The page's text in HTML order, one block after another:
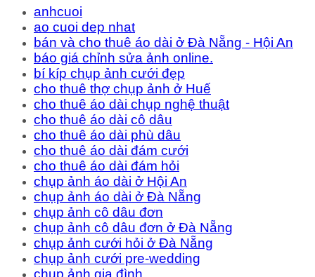
anhcuoi
ao cuoi dep nhat
bán và cho thuê áo dài ở Đà Nẵng - Hội An
báo giá chỉnh sửa ảnh online.
bí kíp chụp ảnh cưới đẹp
cho thuê thợ chụp ảnh ở Huế
cho thuê áo dài chụp nghệ thuật
cho thuê áo dài cô dâu
cho thuê áo dài phù dâu
cho thuê áo dài đám cưới
cho thuê áo dài đám hỏi
chụp ảnh áo dài ở Hội An
chụp ảnh áo dài ở Đà Nẵng
chụp ảnh cô dâu đơn
chụp ảnh cô dâu đơn ở Đà Nẵng
chụp ảnh cưới hỏi ở Đà Nẵng
chụp ảnh cưới pre-wedding
chụp ảnh gia đình